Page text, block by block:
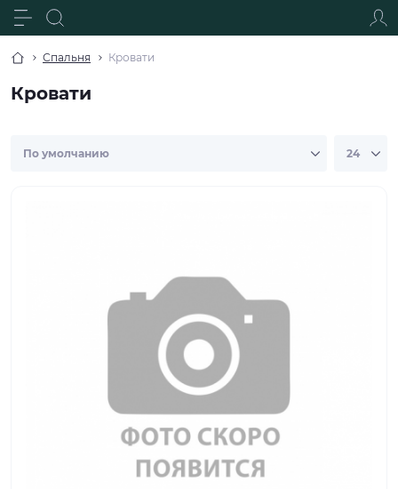
Спальня Кровати
Кровати